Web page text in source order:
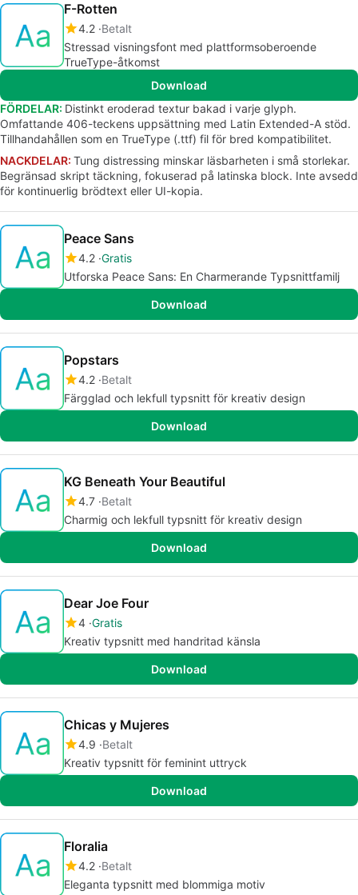
F-Rotten
4.2 Betalt
Stressad visningsfont med plattformsoberoende
TrueType-åtkomst
Download
FÖRDELAR: Distinkt eroderad textur bakad i varje glyph.
Omfattande 406-teckens uppsättning med Latin Extended-A stöd.
Tillhandahållen som en TrueType (.ttf) fil för bred kompatibilitet.
NACKDELAR: Tung distressing minskar läsbarheten i små storlekar.
Begränsad skript täckning, fokuserad på latinska block. Inte avsedd
för kontinuerlig brödtext eller UI-kopia.
Peace Sans
4.2 Gratis
Utforska Peace Sans: En Charmerande Typsnittfamilj
Download
Popstars
4.2 Betalt
Färgglad och lekfull typsnitt för kreativ design
Download
KG Beneath Your Beautiful
4.7 Betalt
Charmig och lekfull typsnitt för kreativ design
Download
Dear Joe Four
4 Gratis
Kreativ typsnitt med handritad känsla
Download
Chicas y Mujeres
4.9 Betalt
Kreativ typsnitt för feminint uttryck
Download
Floralia
4.2 Betalt
Eleganta typsnitt med blommiga motiv